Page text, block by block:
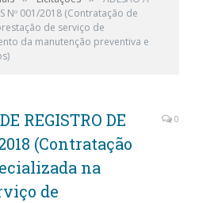
Nº 001/2018 (Contratação de
de serviço de
da manutenção preventiva e
REGISTRO DE
(Contratação
na
de
0